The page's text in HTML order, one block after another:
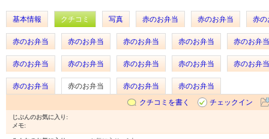
基本情報 クチコミ 写真 赤のお弁当 赤のお弁当 赤の
赤のお弁当 赤のお弁当 赤のお弁当 赤のお弁当 赤のお弁当
赤のお弁当 赤のお弁当 赤のお弁当 赤のお弁当 赤のお弁当
赤のお弁当 赤のお弁当 赤のお弁当
赤のお弁当
クチコミを書く
チェックイン
じぶんのお気に入り:
メモ: